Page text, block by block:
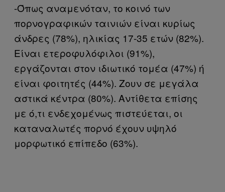
-Όπως αναμενόταν, το κοινό των
πορνογραφικών ταινιών είναι κυρίως
άνδρες (78%), ηλικίας 17-35 ετών (82%).
Είναι ετεροφυλόφιλοι (91%),
εργάζονται στον ιδιωτικό τομέα (47%) ή
είναι φοιτητές (44%). Ζουν σε μεγάλα
αστικά κέντρα (80%). Αντίθετα επίσης
με ό,τι ενδεχομένως πιστεύεται, οι
καταναλωτές πορνό έχουν υψηλό
μορφωτικό επίπεδο (63%).